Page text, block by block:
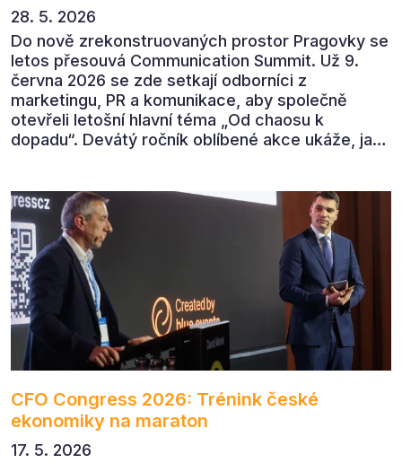
28. 5. 2026
Do nově zrekonstruovaných prostor Pragovky se
letos přesouvá Communication Summit. Už 9.
června 2026 se zde setkají odborníci z
marketingu, PR a komunikace, aby společně
otevřeli letošní hlavní téma „Od chaosu k
dopadu“. Devátý ročník oblíbené akce ukáže, jak
CFO Congress 2026: Trénink české
ekonomiky na maraton
17. 5. 2026